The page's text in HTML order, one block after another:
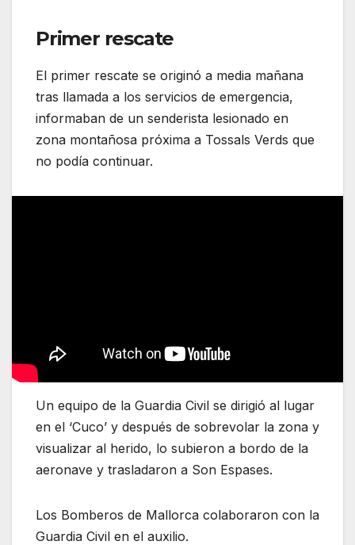
Primer rescate
El primer rescate se originó a media mañana
tras llamada a los servicios de emergencia,
informaban de un senderista lesionado en
zona montañosa próxima a Tossals Verds que
no podía continuar.
Un equipo de la Guardia Civil se dirigió al lugar
en el ‘Cuco’ y después de sobrevolar la zona y
visualizar al herido, lo subieron a bordo de la
aeronave y trasladaron a Son Espases.
Los Bomberos de Mallorca colaboraron con la
Guardia Civil en el auxilio.